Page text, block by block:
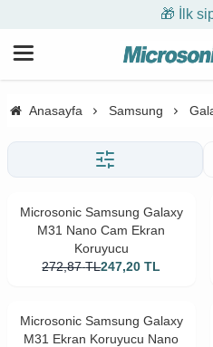
🎁 İlk
Anasayfa Samsung
Microsonic Samsung Galaxy
M31 Nano Cam Ekran
Koruyucu
272,87 TL247,20 TL
Microsonic Samsung Galaxy
M31 Ekran Koruyucu Nano